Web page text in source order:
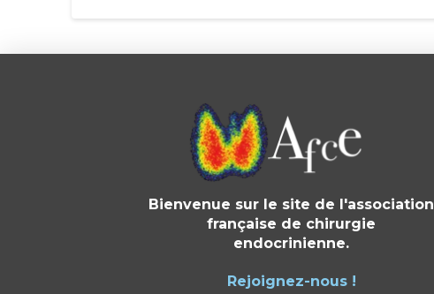
Bienvenue sur le site de l'association
française de chirurgie
endocrinienne.
Rejoignez-nous !